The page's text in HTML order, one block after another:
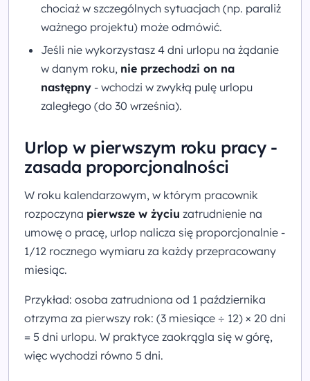
chociaż w szczególnych sytuacjach (np. paraliż
ważnego projektu) może odmówić.
Jeśli nie wykorzystasz 4 dni urlopu na żądanie
w danym roku, nie przechodzi on na
następny - wchodzi w zwykłą pulę urlopu
zaległego (do 30 września).
Urlop w pierwszym roku pracy -
zasada proporcjonalności
W roku kalendarzowym, w którym pracownik
rozpoczyna pierwsze w życiu zatrudnienie na
umowę o pracę, urlop nalicza się proporcjonalnie -
1/12 rocznego wymiaru za każdy przepracowany
miesiąc.
Przykład: osoba zatrudniona od 1 października
otrzyma za pierwszy rok: (3 miesiące ÷ 12) × 20 dni
= 5 dni urlopu. W praktyce zaokrągla się w górę,
więc wychodzi równo 5 dni.